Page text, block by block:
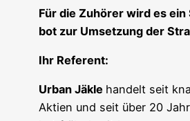
Für die Zuhö­rer wird es
bot zur Umset­zung der
Ihr Refe­rent:
Urban Jäk­le han­delt seit
Akti­en und seit über 20